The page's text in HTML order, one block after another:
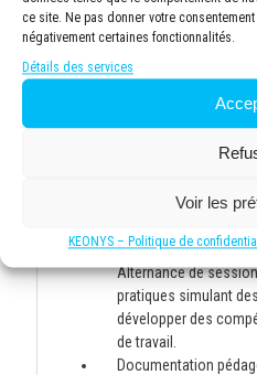
ce site. Ne pas donner votre
négativement certaines fonctionnalités.
Détails des services
Voir les
KEONYS – Politique de
Documentation
participant, incluant
pratiques et
apports théoriques et
Alternance de
pratiques simulant
développer des
de travail.
Documentation